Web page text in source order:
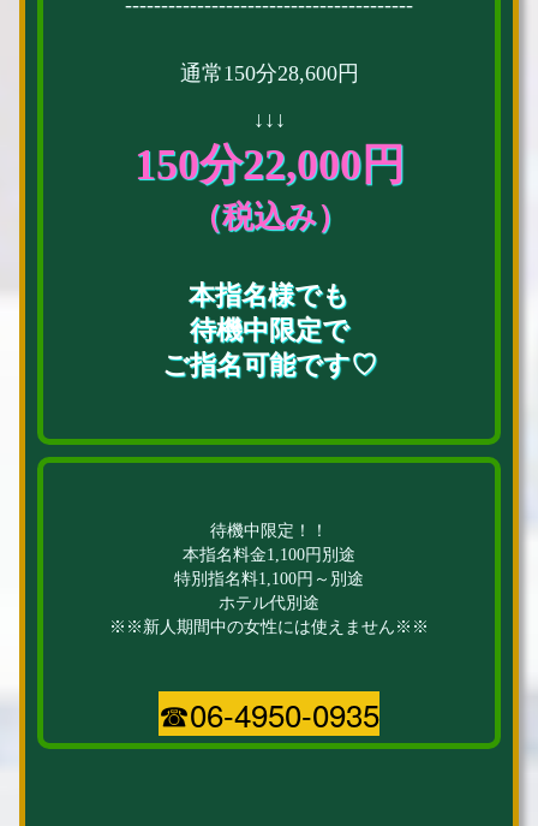
通常150分28,600円
↓↓↓
150分22,000円
（税込み）
本指名様でも
待機中限定で
ご指名可能です♡
待機中限定！！
本指名料金1,100円別途
特別指名料1,100円～別途
ホテル代別途
※※新人期間中の女性には使えません※※
☎06-4950-0935